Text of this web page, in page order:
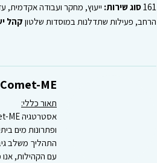
161סוג שירות: ייעוץ, מחקר ועבודה אקדמית,
הרחב, פעילות שתדלנות במוסדות שלטון קהל
Comet-ME – חשמל בר קיימא לאזורים כפריים
תאור כללי:
ופתרונות מים
התהליך משלב
עם הקהילות,